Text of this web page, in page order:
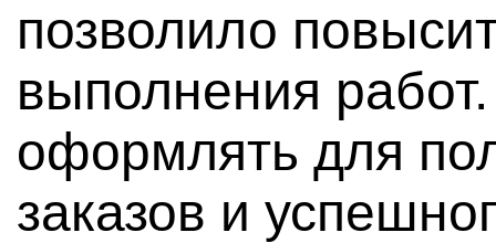
позволило
выполнения
оформлять для
заказов и